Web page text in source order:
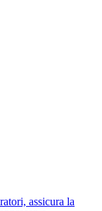
assicura la